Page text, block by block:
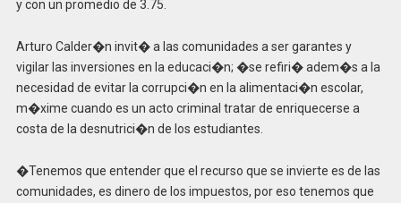
y con un promedio de 3.75.
Arturo Calder�n invit� a las comunidades a ser garantes y
vigilar las inversiones en la educaci�n; �se refiri� adem�s a la
necesidad de evitar la corrupci�n en la alimentaci�n escolar,
m�xime cuando es un acto criminal tratar de enriquecerse a
costa de la desnutrici�n de los estudiantes.
�Tenemos que entender que el recurso que se invierte es de las
comunidades, es dinero de los impuestos, por eso tenemos que